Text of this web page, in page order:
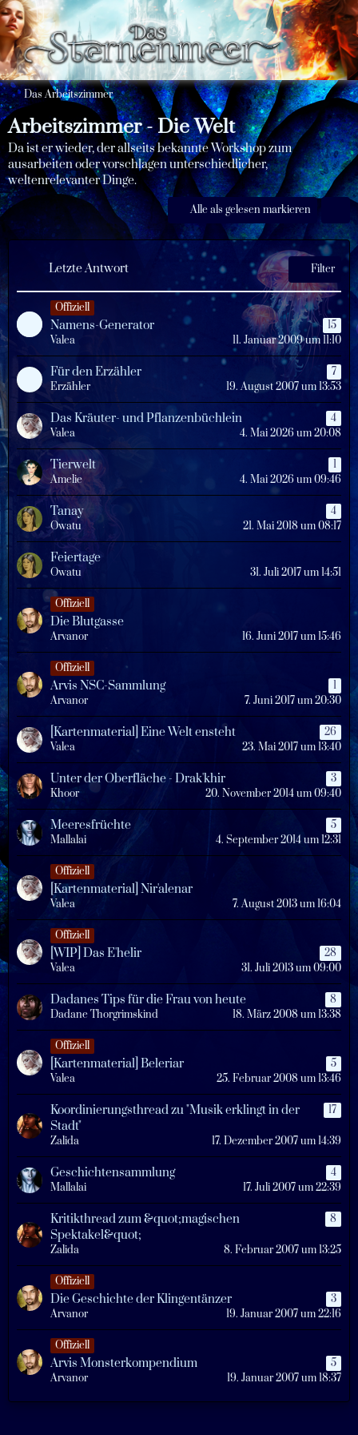
Das Arbeitszimmer
Arbeitszimmer - Die Welt
Da ist er wieder, der allseits bekannte Workshop zum
ausarbeiten oder vorschlagen unterschiedlicher,
weltenrelevanter Dinge.
Alle als gelesen markieren
Letzte Antwort Filter
Offiziell
Namens-Generator
15
Valea
11. Januar 2009 um 11:10
Für den Erzähler
7
Erzähler
19. August 2007 um 13:53
Das Kräuter- und Pflanzenbüchlein
4
Valea
4. Mai 2026 um 20:08
Tierwelt
1
Amelie
4. Mai 2026 um 09:46
Tanay
4
Owatu
21. Mai 2018 um 08:17
Feiertage
Owatu 31. Juli 2017 um 14:51
Offiziell
Die Blutgasse
Arvanor 16. Juni 2017 um 15:46
Offiziell
Arvis NSC-Sammlung
1
Arvanor
7. Juni 2017 um 20:30
[Kartenmaterial] Eine Welt ensteht
26
Valea
23. Mai 2017 um 13:40
Unter der Oberfläche - Drak'khir
3
Khoor
20. November 2014 um 09:40
Meeresfrüchte
5
Mallalai
4. September 2014 um 12:31
Offiziell
[Kartenmaterial] Nir'alenar
Valea 7. August 2013 um 16:04
Offiziell
[WIP] Das E'helir
28
Valea
31. Juli 2013 um 09:00
Dadanes Tips für die Frau von heute
8
Dadane Thorgrimskind
18. März 2008 um 13:38
Offiziell
[Kartenmaterial] Beleriar
5
Valea
25. Februar 2008 um 13:46
Koordinierungsthread zu "Musik erklingt in der
Stadt"
17
Zalida 17. Dezember 2007 um 14:39
Geschichtensammlung
4
Mallalai
17. Juli 2007 um 22:39
Kritikthread zum &quot;magischen
Spektakel&quot;
8
Zalida 8. Februar 2007 um 13:25
Offiziell
Die Geschichte der Klingentänzer
3
Arvanor
19. Januar 2007 um 22:16
Offiziell
Arvis Monsterkompendium
5
Arvanor
19. Januar 2007 um 18:37